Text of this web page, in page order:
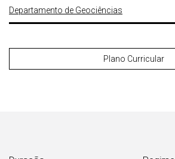
Departamento de Geociências
Plano Curricular